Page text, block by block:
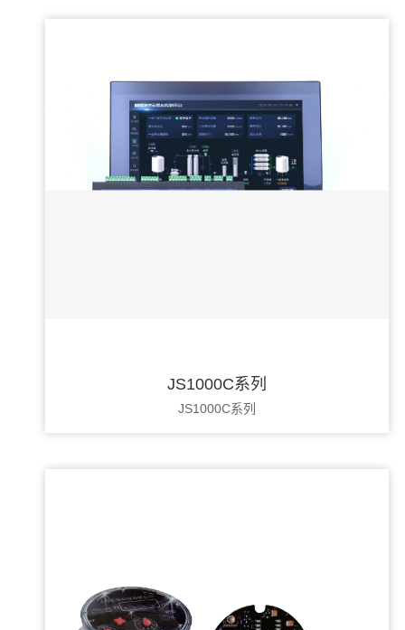
JS1000C系列
JS1000C系列